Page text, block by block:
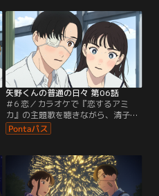
くんとの日々をのんびり味わう！と
メイに宣言する清子だったが、そん
な清子に想いを寄せる人物が現れ
る。果たして、清子ののんびり高校
生活はどうなってしまうのか？
矢野くんの普通の日々 第06話
＃6 恋／カラオケで『恋するアミ
カ』の主題歌を聴きながら、清子へ
の想いは「恋」なんだと気づいた矢
野くん。一方清子は、前のように自
感じて不安になっていた。清子に想
いを寄せる羽柴も、矢野くんの心境
の変化を察してしまう。それぞれの
想いが交錯して行き着く先は…。